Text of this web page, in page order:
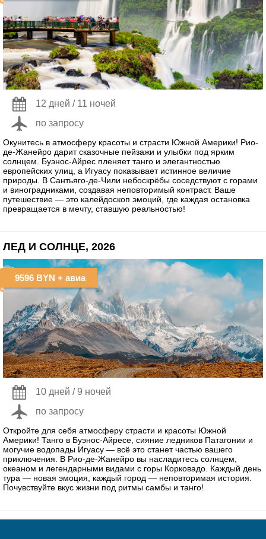
12 дней / 11 ночей
по запросу
Окунитесь в атмосферу красоты и страсти Южной Америки! Рио-
де-Жанейро дарит сказочные пейзажи и улыбки под ярким
солнцем. Буэнос-Айрес пленяет танго и элегантностью
европейских улиц, а Игуасу показывает истинное величие
природы. В Сантьяго-де-Чили небоскрёбы соседствуют с горами
и виноградниками, создавая неповторимый контраст. Ваше
путешествие — это калейдоскоп эмоций, где каждая остановка
превращается в мечту, ставшую реальностью!
ЛЕД И СОЛНЦЕ, 2026
9596 BYN + авиа
10 дней / 9 ночей
по запросу
Откройте для себя атмосферу страсти и красоты Южной
Америки! Танго в Буэнос-Айресе, сияние ледников Патагонии и
могучие водопады Игуасу — всё это станет частью вашего
приключения. В Рио-де-Жанейро вы насладитесь солнцем,
океаном и легендарными видами с горы Корковадо. Каждый день
тура — новая эмоция, каждый город — неповторимая история.
Почувствуйте вкус жизни под ритмы самбы и танго!